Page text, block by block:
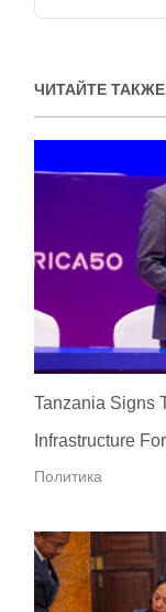
ЧИТАЙТЕ
Tanzania Signs
Infrastructure
Политика